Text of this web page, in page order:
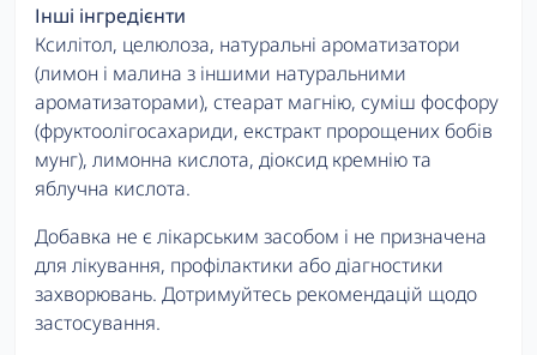
Інші інгредієнти
Ксилітол, целюлоза, натуральні ароматизатори
(лимон і малина з іншими натуральними
ароматизаторами), стеарат магнію, суміш фосфору
(фруктоолігосахариди, екстракт пророщених бобів
мунг), лимонна кислота, діоксид кремнію та
яблучна кислота.
Добавка не є лікарським засобом і не призначена
для лікування, профілактики або діагностики
захворювань. Дотримуйтесь рекомендацій щодо
застосування.